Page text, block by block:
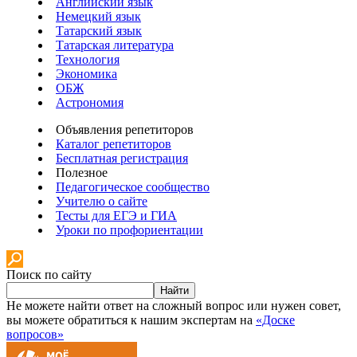
Немецкий язык
Татарский язык
Татарская литература
Технология
Экономика
ОБЖ
Астрономия
Объявления репетиторов
Каталог репетиторов
Бесплатная регистрация
Полезное
Педагогическое сообщество
Учителю о сайте
Тесты для ЕГЭ и ГИА
Уроки по профориентации
Поиск по сайту
Найти
Не можете найти ответ на сложный вопрос или нужен совет,
вы можете обратиться к нашим экспертам на «Доске
вопросов»